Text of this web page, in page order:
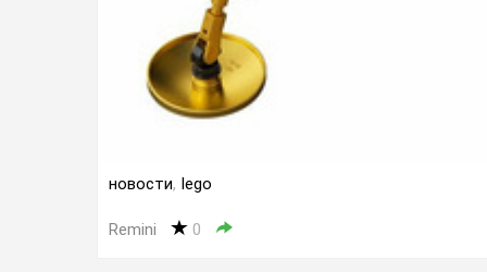
новости, lego
Remini 0